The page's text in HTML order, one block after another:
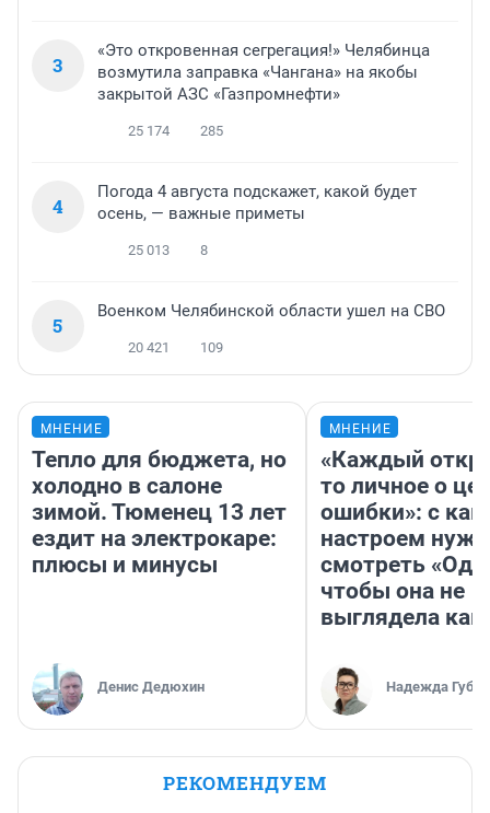
3
«Это откровенная сегрегация!» Челябинца
возмутила заправка «Чангана» на якобы
закрытой АЗС «Газпромнефти»
25 174 285
4
Погода 4 августа подскажет, какой будет
осень, — важные приметы
25 013 8
5
Военком Челябинской области ушел на СВО
20 421 109
МНЕНИЕ
Тепло для бюджета, но
холодно в салоне
зимой. Тюменец 13 лет
ездит на электрокаре:
плюсы и минусы
Денис Дедюхин
МНЕНИЕ
«Каждый
то личное о
ошибки»: с
настроем
смотреть
чтобы она не
выглядела как
Надежда
РЕКОМЕНДУЕМ